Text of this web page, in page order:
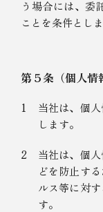
う場合には、委
ことを条件としま
第５条（個人情
1
当社は、個
します。
2
当社は、個
どを防止す
ルス等に対
す。